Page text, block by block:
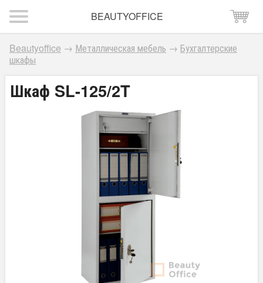
BEAUTYOFFICE
Beautyoffice → Металлическая мебель → Бухгалтерские
шкафы
Шкаф SL-125/2T